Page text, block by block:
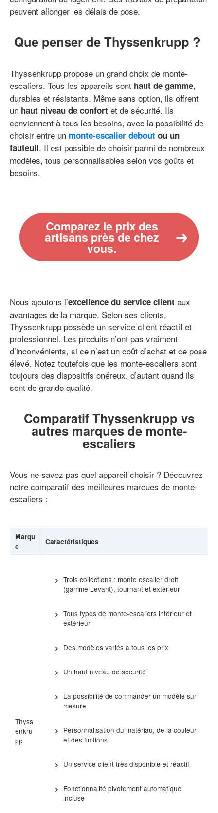
peuvent allonger les délais de pose.
Que penser de Thyssenkrupp ?
Thyssenkrupp propose un grand choix de monte-
escaliers. Tous les appareils sont haut de gamme,
durables et résistants. Même sans option, ils offrent
un haut niveau de confort et de sécurité. Ils
conviennent à tous les besoins, avec la possibilité de
choisir entre un monte-escalier debout ou un
fauteuil. Il est possible de choisir parmi de nombreux
modèles, tous personnalisables selon vos goûts et
besoins.
Comparez le prix des
artisans près de chez
vous.
Nous ajoutons l’excellence du service client aux
avantages de la marque. Selon ses clients,
Thyssenkrupp possède un service client réactif et
professionnel. Les produits n’ont pas vraiment
d’inconvénients, si ce n’est un coût d’achat et de pose
élevé. Notez toutefois que les monte-escaliers sont
toujours des dispositifs onéreux, d’autant quand ils
sont de grande qualité.
Comparatif Thyssenkrupp vs
autres marques de monte-
escaliers
Vous ne savez pas quel appareil choisir ? Découvrez
notre comparatif des meilleures marques de monte-
escaliers :
Marqu
e
Caractéristiques
Thyss
enkru
pp
Trois collections : monte escalier droit
(gamme Levant), tournant et extérieur
Tous types de monte-escaliers intérieur et
extérieur
Des modèles variés à tous les prix
Un haut niveau de sécurité
La possibilité de commander un modèle sur
mesure
Personnalisation du matériau, de la couleur
et des finitions
Un service client très disponible et réactif
Fonctionnalité pivotement automatique
incluse